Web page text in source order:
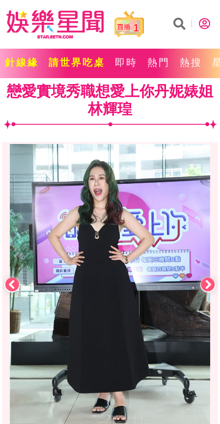
1
針線緣 請世界吃桌 即時 熱門 熱搜
戀愛實境秀職想愛上你丹妮婊姐
林輝瑝